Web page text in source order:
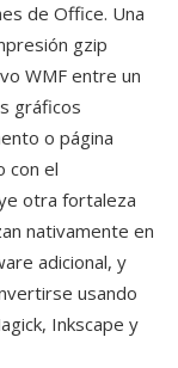
de Office. Una
gzip
WMF entre un
gráficos
o página
con el
otra fortaleza
nativamente en
adicional, y
usando
Inkscape y